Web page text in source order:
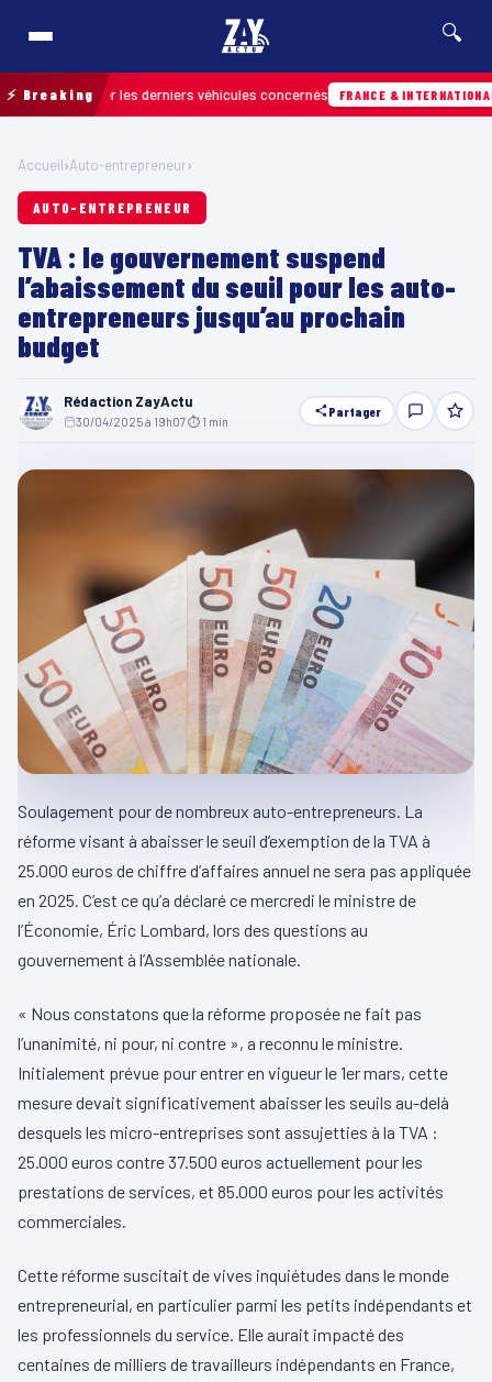
🔍
⚡ Breaking
retrouver les derniers véhicules concernés FRANCE & INTERNATIONALE
Accueil›Auto-entrepreneur›
AUTO-ENTREPRENEUR
TVA : le gouvernement suspend
l’abaissement du seuil pour les auto-
entrepreneurs jusqu’au prochain
budget
Rédaction ZayActu
30/04/2025 à 19h07⏱ 1 min
Partager
Soulagement pour de nombreux auto-entrepreneurs. La
réforme visant à abaisser le seuil d’exemption de la TVA à
25.000 euros de chiffre d’affaires annuel ne sera pas appliquée
en 2025. C’est ce qu’a déclaré ce mercredi le ministre de
l’Économie, Éric Lombard, lors des questions au
gouvernement à l’Assemblée nationale.
« Nous constatons que la réforme proposée ne fait pas
l’unanimité, ni pour, ni contre », a reconnu le ministre.
Initialement prévue pour entrer en vigueur le 1er mars, cette
mesure devait significativement abaisser les seuils au-delà
desquels les micro-entreprises sont assujetties à la TVA :
25.000 euros contre 37.500 euros actuellement pour les
prestations de services, et 85.000 euros pour les activités
commerciales.
Cette réforme suscitait de vives inquiétudes dans le monde
entrepreneurial, en particulier parmi les petits indépendants et
les professionnels du service. Elle aurait impacté des
centaines de milliers de travailleurs indépendants en France,